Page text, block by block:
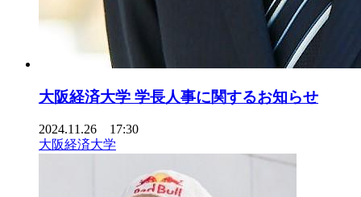
大阪経済大学 学長人事に関するお知らせ
2024.11.26 17:30
大阪経済大学